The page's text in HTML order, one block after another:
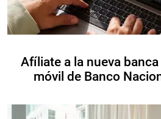
Afíliate a la nueva
móvil de Banco